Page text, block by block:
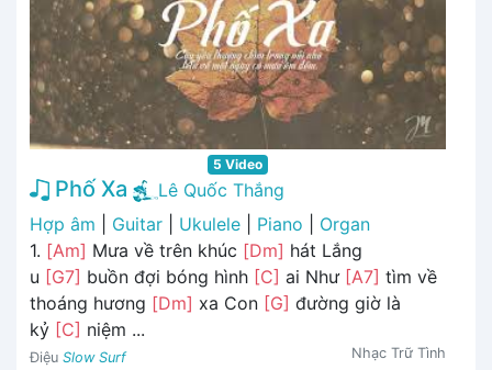
5 Video
Phố Xa
Lê Quốc Thắng
Hợp âm
Guitar Ukulele Piano
Organ
1. [Am] Mưa về trên khúc [Dm] hát Lắng
u [G7] buồn đợi bóng hình [C] ai Như [A7] tìm về
thoáng hương [Dm] xa Con [G] đường giờ là
kỷ [C] niệm ...
Điệu Slow Surf Nhạc Trữ Tình